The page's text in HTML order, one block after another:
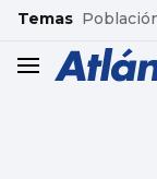
common.go-to-
Temas